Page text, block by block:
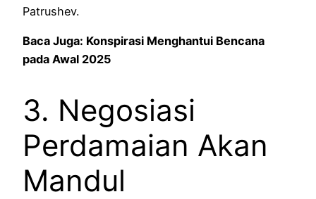
Patrushev.
Baca Juga: Konspirasi Menghantui Bencana
pada Awal 2025
3. Negosiasi
Perdamaian Akan
Mandul